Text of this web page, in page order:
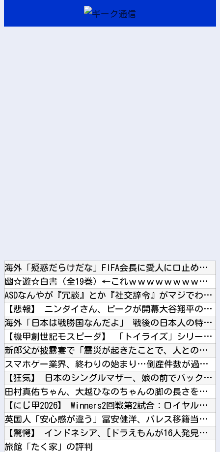
海外「疑惑だらけだな」FIFA会長に愛人に口止め料を払ってい...
幽☆遊☆白書（全19巻）←これｗｗｗｗｗｗｗｗｗｗｗｗｗｗ
ASDなんやが『冗談』とか『社交辞令』がマジでわからなくて怖...
【悲報】 ニンダイさん、ピークが開幕大谷翔平のがっかりダイレ...
海外「日本は戦勝国なんだよ」 戦後の日本人の特別な生き様に各...
【機甲創世記モスピーダ】 「トイライズ」シリーズ新作【明日予...
新郎父が披露宴で「震災が起きたことで、人との絆を改めて認識し...
スマホゲー業界、終わりの始まり…倒産件数が過去最多ペース「数...
【狂気】 日本のシングルマザー、娘の前でバックで激しく突かれ...
田村真佑ちゃん、大越ひなのちゃんの脚の長さを絶賛！！！【乃木...
【にじ甲2026】 Winners2回戦第2試合：ロイヤルナ...
英国人「安心感が違う」冨安健洋、パレス移籍当日にデビュー！圧...
【驚愕】 インドネシア、[ドラえもんが16人発見されるｗｗｗ...
旅館「たく家」の評判